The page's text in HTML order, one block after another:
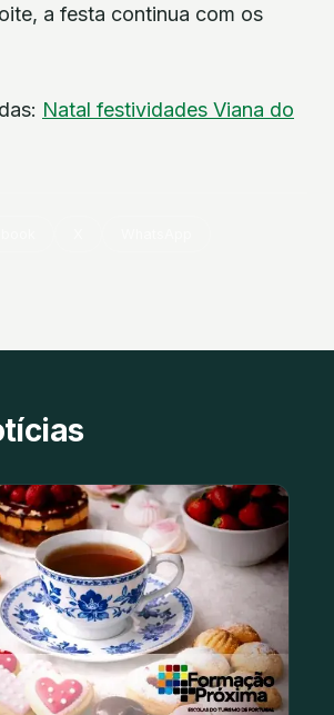
a festa continua com os
Natal festividades Viana do